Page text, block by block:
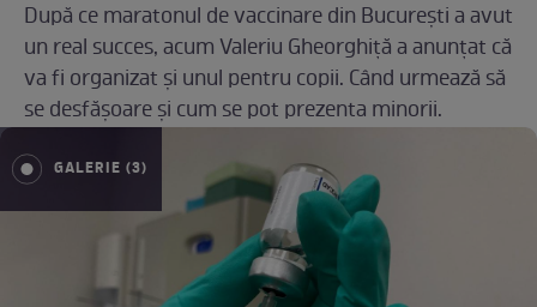
După ce maratonul de vaccinare din București a avut
un real succes, acum Valeriu Gheorghiță a anunțat că
va fi organizat și unul pentru copii. Când urmează să
se desfășoare și cum se pot prezenta minorii.
GALERIE (3)